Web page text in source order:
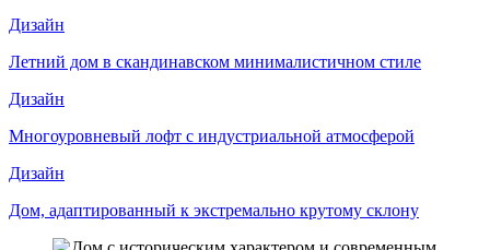
Дизайн
Летний дом в скандинавском минималистичном стиле
Дизайн
Многоуровневый лофт с индустриальной атмосферой
Дизайн
Дом, адаптированный к экстремально крутому склону